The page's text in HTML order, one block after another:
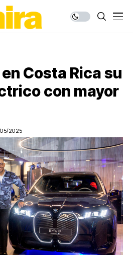
Costa Rica su
con mayor
2025